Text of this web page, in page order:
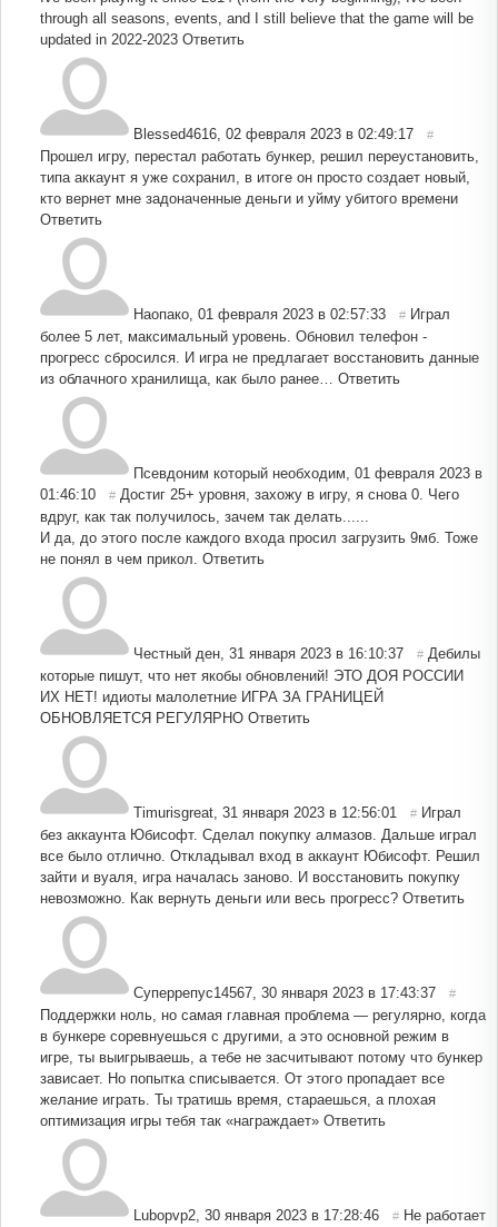
through all seasons, events, and I still believe that the game will be
updated in 2022-2023 Ответить
Blessed4616 02 февраля 2023 в 02:49:17 #
Прошел игру, перестал работать бункер, решил переустановить,
типа аккаунт я уже сохранил, в итоге он просто создает новый,
кто вернет мне задоначенные деньги и уйму убитого времени
Ответить
Наопако 01 февраля 2023 в 02:57:33 # Играл
более 5 лет, максимальный уровень. Обновил телефон -
прогресс сбросился. И игра не предлагает восстановить данные
из облачного хранилища, как было ранее…
Ответить
Псевдоним который необходим 01 февраля 2023 в
01:46:10
# Достиг 25+ уровня, захожу в игру, я снова 0. Чего
вдруг, как так получилось, зачем так делать......
И да, до этого после каждого входа просил загрузить 9мб. Тоже
не понял в чем прикол. Ответить
Честный ден 31 января 2023 в 16:10:37 # Дебилы
которые пишут, что нет якобы обновлений! ЭТО ДОЯ РОССИИ
ИХ НЕТ! идиоты малолетние ИГРА ЗА ГРАНИЦЕЙ
ОБНОВЛЯЕТСЯ РЕГУЛЯРНО Ответить
Timurisgreat 31 января 2023 в 12:56:01 # Играл
без аккаунта Юбисофт. Сделал покупку алмазов. Дальше играл
все было отлично. Откладывал вход в аккаунт Юбисофт. Решил
зайти и вуаля, игра началась заново. И восстановить покупку
невозможно. Как вернуть деньги или весь прогресс? Ответить
Суперрепус14567 30 января 2023 в 17:43:37 #
Поддержки ноль, но самая главная проблема — регулярно, когда
в бункере соревнуешься с другими, а это основной режим в
игре, ты выигрываешь, а тебе не засчитывают потому что бункер
зависает. Но попытка списывается. От этого пропадает все
желание играть. Ты тратишь время, стараешься, а плохая
оптимизация игры тебя так «награждает» Ответить
Lubopvp2 30 января 2023 в 17:28:46 # Не работает